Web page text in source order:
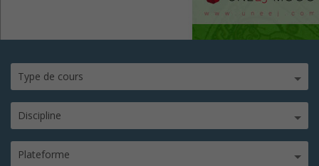
Type de cours
Discipline
Plateforme